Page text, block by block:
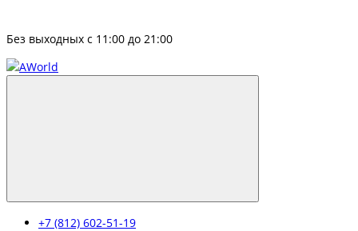
Без выходных с 11:00 до 21:00
+7 (812) 602-51-19